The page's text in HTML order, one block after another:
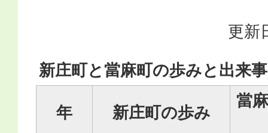
更新
新庄町と當麻町の歩みと出来事
年 新庄町の歩み
當